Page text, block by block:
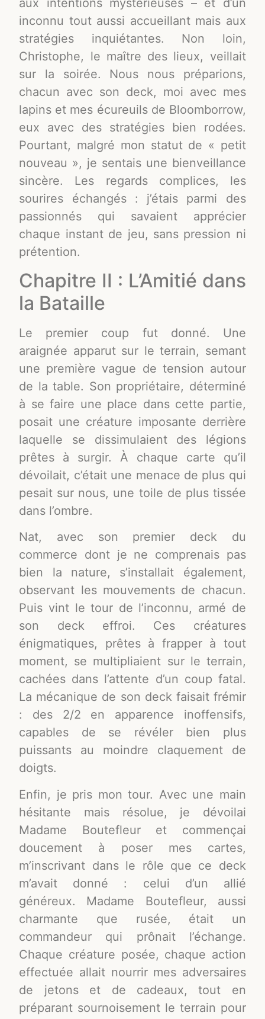
aux intentions mystérieuses – et d’un
inconnu tout aussi accueillant mais aux
stratégies inquiétantes. Non loin,
Christophe, le maître des lieux, veillait
sur la soirée. Nous nous préparions,
chacun avec son deck, moi avec mes
lapins et mes écureuils de Bloomborrow,
eux avec des stratégies bien rodées.
Pourtant, malgré mon statut de « petit
nouveau », je sentais une bienveillance
sincère. Les regards complices, les
sourires échangés : j’étais parmi des
passionnés qui savaient apprécier
chaque instant de jeu, sans pression ni
prétention.
Chapitre II : L’Amitié dans
la Bataille
Le premier coup fut donné. Une
araignée apparut sur le terrain, semant
une première vague de tension autour
de la table. Son propriétaire, déterminé
à se faire une place dans cette partie,
posait une créature imposante derrière
laquelle se dissimulaient des légions
prêtes à surgir. À chaque carte qu’il
dévoilait, c’était une menace de plus qui
pesait sur nous, une toile de plus tissée
dans l’ombre.
Nat, avec son premier deck du
commerce dont je ne comprenais pas
bien la nature, s’installait également,
observant les mouvements de chacun.
Puis vint le tour de l’inconnu, armé de
son deck effroi. Ces créatures
énigmatiques, prêtes à frapper à tout
moment, se multipliaient sur le terrain,
cachées dans l’attente d’un coup fatal.
La mécanique de son deck faisait frémir
: des 2/2 en apparence inoffensifs,
capables de se révéler bien plus
puissants au moindre claquement de
doigts.
Enfin, je pris mon tour. Avec une main
hésitante mais résolue, je dévoilai
Madame Boutefleur et commençai
doucement à poser mes cartes,
m’inscrivant dans le rôle que ce deck
m’avait donné : celui d’un allié
généreux. Madame Boutefleur, aussi
charmante que rusée, était un
commandeur qui prônait l’échange.
Chaque créature posée, chaque action
effectuée allait nourrir mes adversaires
de jetons et de cadeaux, tout en
préparant sournoisement le terrain pour